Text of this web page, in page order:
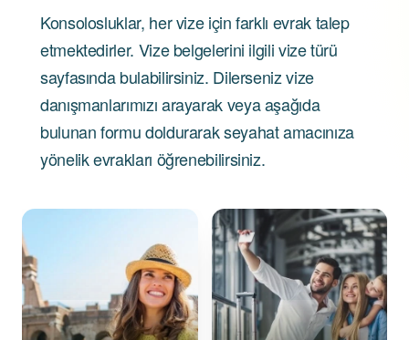
Konsolosluklar, her vize için farklı evrak talep
etmektedirler. Vize belgelerini ilgili vize türü
sayfasında bulabilirsiniz. Dilerseniz vize
danışmanlarımızı arayarak veya aşağıda
bulunan formu doldurarak seyahat amacınıza
yönelik evrakları öğrenebilirsiniz.